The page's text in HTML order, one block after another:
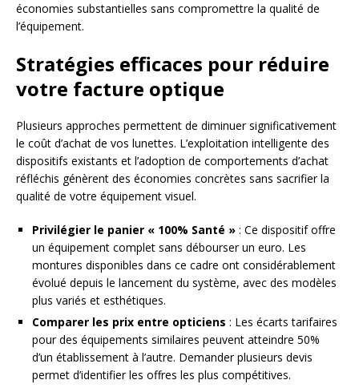
économies substantielles sans compromettre la qualité de
l’équipement.
Stratégies efficaces pour réduire
votre facture optique
Plusieurs approches permettent de diminuer significativement
le coût d’achat de vos lunettes. L’exploitation intelligente des
dispositifs existants et l’adoption de comportements d’achat
réfléchis génèrent des économies concrètes sans sacrifier la
qualité de votre équipement visuel.
Privilégier le panier « 100% Santé » : Ce dispositif offre
un équipement complet sans débourser un euro. Les
montures disponibles dans ce cadre ont considérablement
évolué depuis le lancement du système, avec des modèles
plus variés et esthétiques.
Comparer les prix entre opticiens : Les écarts tarifaires
pour des équipements similaires peuvent atteindre 50%
d’un établissement à l’autre. Demander plusieurs devis
permet d’identifier les offres les plus compétitives.